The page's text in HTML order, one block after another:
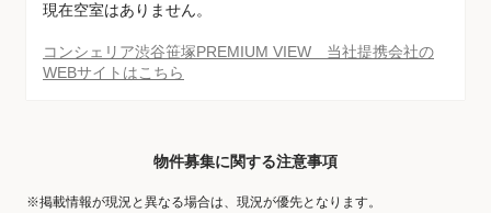
現在空室はありません。
コンシェリア渋谷笹塚PREMIUM VIEW 当社提携会社の
WEBサイトはこちら
物件募集に関する注意事項
※掲載情報が現況と異なる場合は、現況が優先となります。